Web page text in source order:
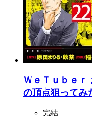
ＷｅＴｕｂｅｒ
の頂点狙ってみ
完結